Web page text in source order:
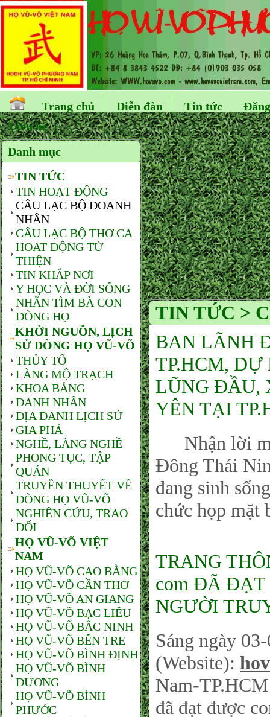
Trang chủ Diễn đàn Tin tức
Liên hệ
Danh mục
TIN TỨC
TIN HOẠT ĐỘNG
CÂU LẠC BỘ DOANH
NHÂN
CÂU LẠC BỘ THƠ CA
HOAT ĐỘNG TỪ
THIỆN
TIN KHẮP NƠI
Y HỌC VÀ ĐỜI SỐNG
NHẮN TÌM BÀ CON
DÒNG HỌ
KHỞI NGUỒN, LỊCH
SỬ DÒNG HỌ VŨ-VÕ
THỦY TỔ
LÀNG MỘ TRẠCH
KHOA BẢNG
DANH NHÂN
ĐỊA DANH LỊCH SỬ
GIA PHẢ
NGHỀ, LÀNG NGHỀ
PHONG TỤC, TẬP
QUÁN
TRUYỀN THUYẾT VỀ
DÒNG HỌ VŨ-VÕ
NGHIÊN CỨU, TRAO
ĐỔI
HỌ VŨ-VÕ VIỆT
NAM
HỌ VŨ-VÕ CAO BẰNG
HỌ VŨ-VÕ CẦN THƠ
HỌ VŨ-VÕ AN GIANG
HỌ VŨ-VÕ BẠC LIÊU
HỌ VŨ-VÕ BẮC NINH
HỌ VŨ-VÕ BẾN TRE
HỌ VŨ-VÕ BÌNH ĐỊNH
HỌ VŨ-VÕ BÌNH
DƯƠNG
HỌ VŨ-VÕ BÌNH
PHƯỚC
TIN TỨC >
BAN LÃNH
TP.HCM,
LŨNG ĐẦU,
YÊN TẠI
Nhận lời
Đông Thái
đang sinh
chức họp mặt
TRANG
com ĐÃ ĐẠT
NGƯỜI
Sáng ngày
(Website):
Nam-
đã đạt được